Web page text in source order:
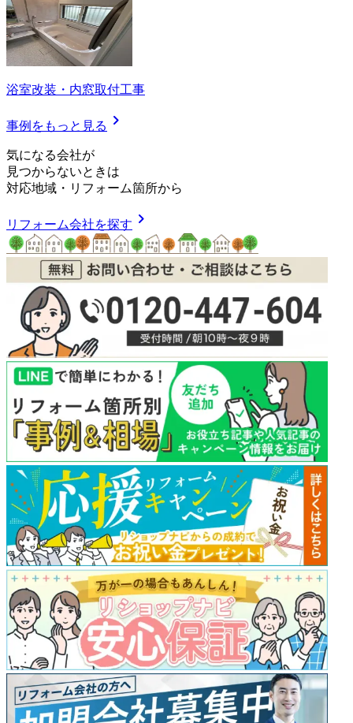
浴室改装・内窓取付工事
事例をもっと見る chevron_right
気になる会社が
見つからないときは
対応地域 ・ リフォーム箇所から
リフォーム会社を探す chevron_right